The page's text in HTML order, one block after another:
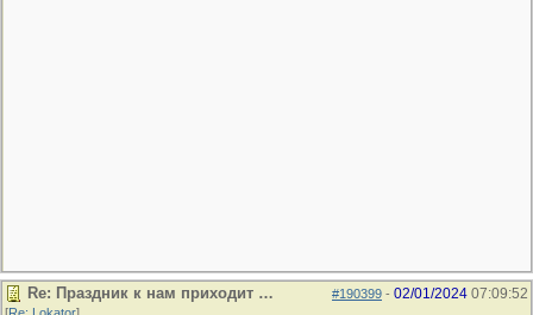
#190399 - 02/01/2024 07:09:52
Re: Праздник к нам приходит …